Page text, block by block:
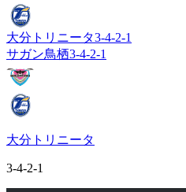
大分トリニータ3-4-2-1
サガン鳥栖3-4-2-1
大分トリニータ
3-4-2-1